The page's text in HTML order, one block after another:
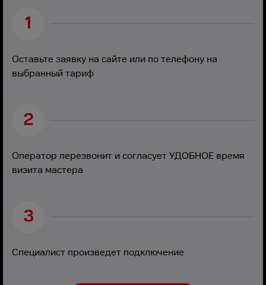
1
Оставьте заявку на сайте или по телефону на
выбранный тариф
2
Оператор перезвонит и согласует УДОБНОЕ время
визита мастера
3
Специалист произведет подключение